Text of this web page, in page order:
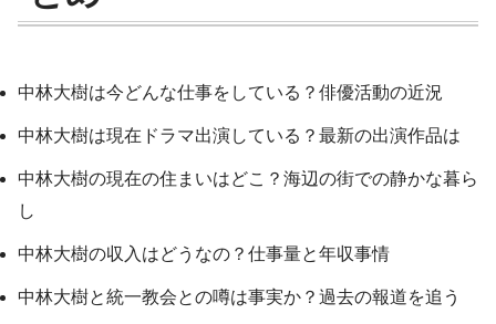
中林大樹は今どんな仕事をしている？俳優活動の近況
中林大樹は現在ドラマ出演している？最新の出演作品は
中林大樹の現在の住まいはどこ？海辺の街での静かな暮ら
し
中林大樹の収入はどうなの？仕事量と年収事情
中林大樹と統一教会との噂は事実か？過去の報道を追う